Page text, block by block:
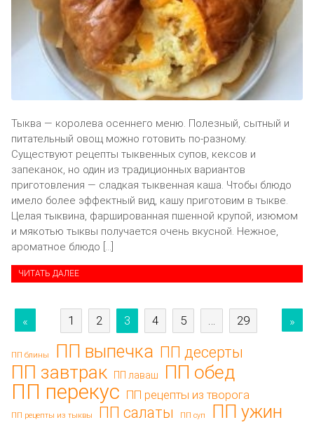
Тыква — королева осеннего меню. Полезный, сытный и
питательный овощ можно готовить по-разному.
Существуют рецепты тыквенных супов, кексов и
запеканок, но один из традиционных вариантов
приготовления — сладкая тыквенная каша. Чтобы блюдо
имело более эффектный вид, кашу приготовим в тыкве.
Целая тыквина, фаршированная пшенной крупой, изюмом
и мякотью тыквы получается очень вкусной. Нежное,
ароматное блюдо […]
ЧИТАТЬ ДАЛЕЕ
« 1 2 3 4 5 … 29 »
ПП блины ПП выпечка ПП десерты
ПП завтрак ПП лаваш ПП обед
ПП перекус ПП рецепты из творога
ПП рецепты из тыквы ПП салаты ПП суп ПП ужин